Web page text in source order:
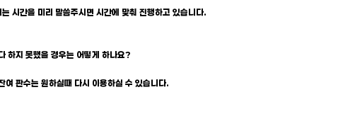
시간을 미리 말씀주시면 시간에 맞춰 진행하고 있습니다.
하지 못했을 경우는 어떻게 하나요?
여 판수는 원하실때 다시 이용하실 수 있습니다.